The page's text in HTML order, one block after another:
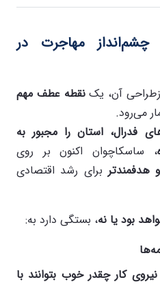
چشم‌انداز مهاجرت در
نقطه عطف مهم
می‌رود.
فدرال، استان را مجبور به
، ساسکاچوان اکنون بر روی
هدفمندتر برای رشد اقتصادی
بود یا نه، بستگی دارد به:
کار چقدر خوب بتوانند با